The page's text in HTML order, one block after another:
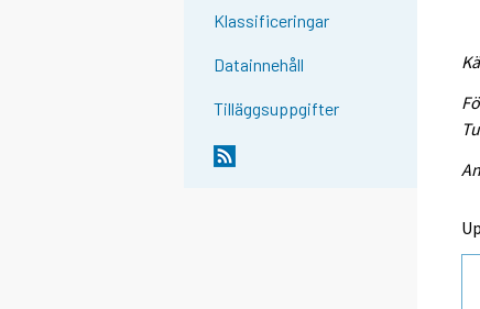
Klassificeringar
Datainnehåll
Tilläggsuppgifter